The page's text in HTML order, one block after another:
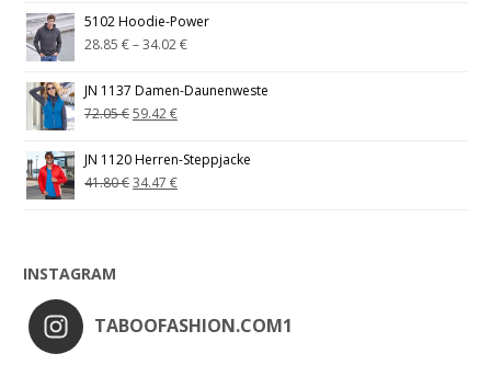
5102 Hoodie-Power
28.85€–34.02€
JN 1137 Damen-Daunenweste
72.05€59.42€
JN 1120 Herren-Steppjacke
41.80€34.47€
INSTAGRAM
TABOOFASHION.COM1